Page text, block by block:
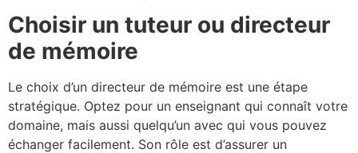
Choisir un tuteur ou directeur
de mémoire
Le choix d’un directeur de mémoire est une étape
stratégique. Optez pour un enseignant qui connaît votre
domaine, mais aussi quelqu’un avec qui vous pouvez
échanger facilement. Son rôle est d’assurer un